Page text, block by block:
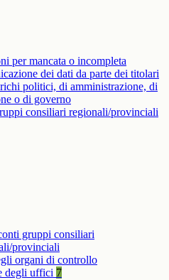
per mancata o incompleta
dei dati da parte dei titolari
politici, di amministrazione, di
o di governo
consiliari regionali/provinciali
gruppi consiliari
provinciali
organi di controllo
degli uffici 7